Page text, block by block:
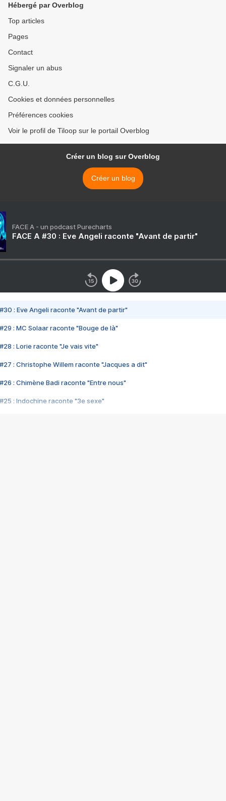
Hébergé par Overblog
Top articles
Pages
Contact
Signaler un abus
C.G.U.
Cookies et données personnelles
Préférences cookies
Voir le profil de Tiloop sur le portail Overblog
Créer un blog sur Overblog
Créer un blog
FACE A - un podcast Purecharts
FACE A #30 : Eve Angeli raconte "Avant de partir"
#30 : Eve Angeli raconte "Avant de partir"
#29 : MC Solaar raconte "Bouge de là"
#28 : Lorie raconte "Je vais vite"
#27 : Christophe Willem raconte "Jacques a dit"
#26 : Chimène Badi raconte "Entre nous"
#25 : Indochine raconte "3e sexe"